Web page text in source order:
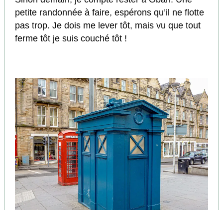
petite randonnée à faire, espérons qu’il ne flotte
pas trop. Je dois me lever tôt, mais vu que tout
ferme tôt je suis couché tôt !